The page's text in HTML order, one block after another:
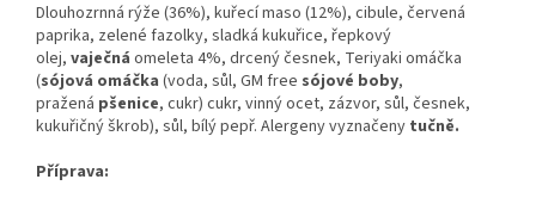
Dlouhozrnná rýže (36%), kuřecí maso (12%), cibule, červená
paprika, zelené fazolky, sladká kukuřice, řepkový
olej, vaječná omeleta 4%, drcený česnek, Teriyaki omáčka
(sójová omáčka (voda, sůl, GM free sójové boby,
pražená pšenice, cukr) cukr, vinný ocet, zázvor, sůl, česnek,
kukuřičný škrob), sůl, bílý pepř. Alergeny vyznačeny tučně.
Příprava: